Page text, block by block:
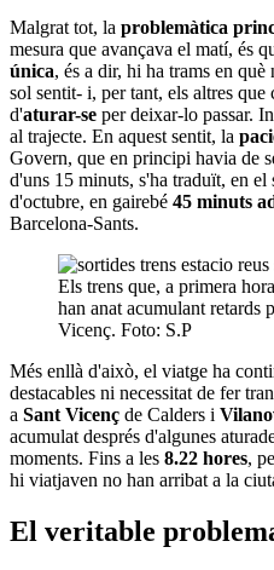
Malgrat tot, la problemàtica
mesura que avançava el matí, és
única, és a dir, hi ha trams en
sol sentit- i, per tant, els altres
d'aturar-se per deixar-lo passar.
al trajecte. En aquest sentit, la
Govern, que en principi havia de
d'uns 15 minuts, s'ha traduït, en el
d'octubre, en gairebé 45 minuts
Barcelona-Sants.
Els trens que, a primera
han anat acumulant retards
Vicenç. Foto: S.P
Més enllà d'això, el viatge ha
destacables ni necessitat de fer
a Sant Vicenç de Calders i
acumulat després d'algunes
moments. Fins a les 8.22 hores,
hi viatjaven no han arribat a la
El veritable